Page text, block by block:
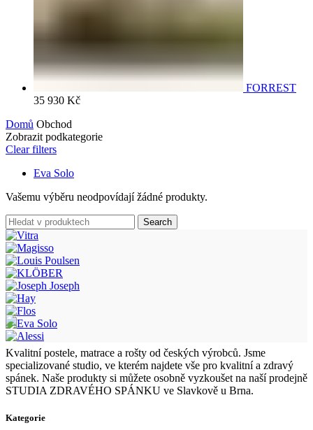
FORREST
35 930 Kč
Domů Obchod
Zobrazit podkategorie
Clear filters
Eva Solo
Vašemu výběru neodpovídají žádné produkty.
Search
Kvalitní postele, matrace a rošty od českých výrobců. Jsme
specializované studio, ve kterém najdete vše pro kvalitní a zdravý
spánek. Naše produkty si můžete osobně vyzkoušet na naší prodejně
STUDIA ZDRAVÉHO SPÁNKU ve Slavkově u Brna.
Kategorie